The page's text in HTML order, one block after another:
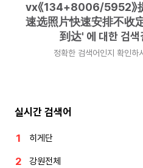
vx《134+8006/5952》
速选照片快速安排不收
到达' 에 대한 검
정확한 검색어인지 확인하
실시간 검색어
히게단
강원전체